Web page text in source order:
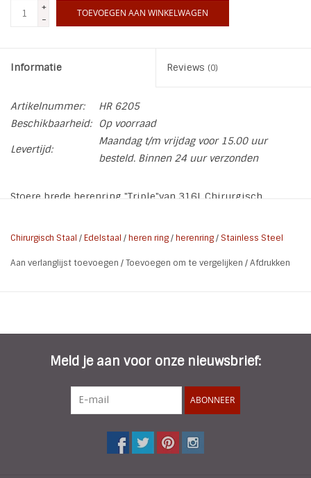
+
-
TOEVOEGEN AAN WINKELWAGEN
Informatie Reviews (0)
Artikelnummer:
HR 6205
Beschikbaarheid:
Op voorraad
Levertijd:
Maandag t/m vrijdag voor 15.00 uur
besteld. Binnen 24 uur verzonden
Stoere brede herenring "Triple"van 316L Chirurgisch
Materiaal:
316L Chirurgisch Roestvrij Staal
Breed:
10 mm
Chirurgisch Staal /Edelstaal /heren ring/herenring/ Stainless Steel
Aan verlanglijst toevoegen /Toevoegen om te vergelijken /Afdrukken
Meld je aan voor onze nieuwsbrief:
ABONNEER